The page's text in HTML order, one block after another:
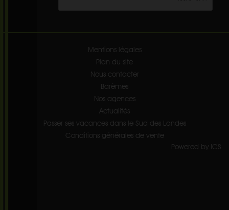
Mentions légales
Plan du site
Nous contacter
Barèmes
Nos agences
Actualités
Passer ses vacances dans le Sud des Landes
Conditions générales de vente
Powered by ICS